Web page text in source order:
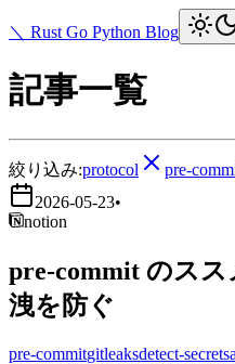
＼ Rust Go Python Blog
記事一覧
絞り込み:protocol pre-
2026-05-23•
notion
pre-commit のス
洩を防ぐ
pre-commitgitleaksdetect-secrets